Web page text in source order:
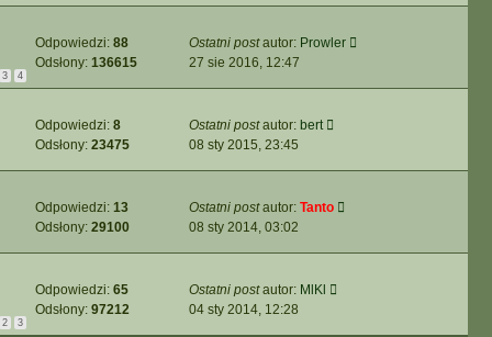
3 4
Odpowiedzi: 88
Odsłony: 136615
Ostatni postautor: Prowler
27 sie 2016, 12:47
Odpowiedzi: 8
Odsłony: 23475
Ostatni postautor: bert
08 sty 2015, 23:45
Odpowiedzi: 13
Odsłony: 29100
Ostatni postautor: Tanto
08 sty 2014, 03:02
2 3
Odpowiedzi: 65
Odsłony: 97212
Ostatni postautor: MlKl
04 sty 2014, 12:28